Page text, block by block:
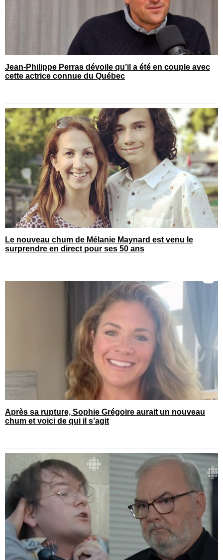
Jean-Philippe Perras dévoile qu’il a été en couple avec
cette actrice connue du Québec
Le nouveau chum de Mélanie Maynard est venu le
surprendre en direct pour ses 50 ans
Après sa rupture, Sophie Grégoire aurait un nouveau
chum et voici de qui il s’agit